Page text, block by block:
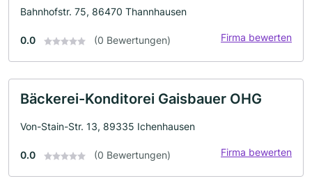
Bahnhofstr. 75, 86470 Thannhausen
0.0 (0 Bewertungen) Firma bewerten
Bäckerei-Konditorei Gaisbauer OHG
Von-Stain-Str. 13, 89335 Ichenhausen
0.0 (0 Bewertungen) Firma bewerten